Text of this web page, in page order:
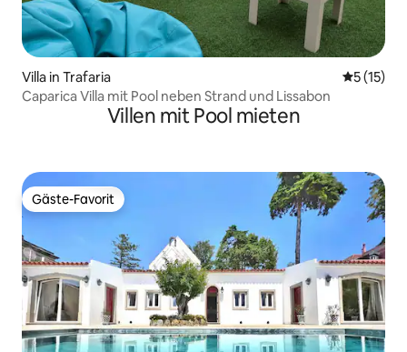
Villa in Trafaria
5 (15)
Caparica Villa mit Pool neben Strand und Lissabon
Villen mit Pool mieten
Gäste-Favorit
Gäste-Favorit